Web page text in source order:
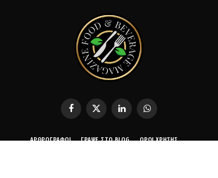
FacebookX
LinkedIn WhatsApp
ΑΡΘΡΟΓΡΑΦΟΙ ΓΡΆΨΕ ΣΤΟ BLOG ΌΡΟΙ ΧΡΉΣΗΣ